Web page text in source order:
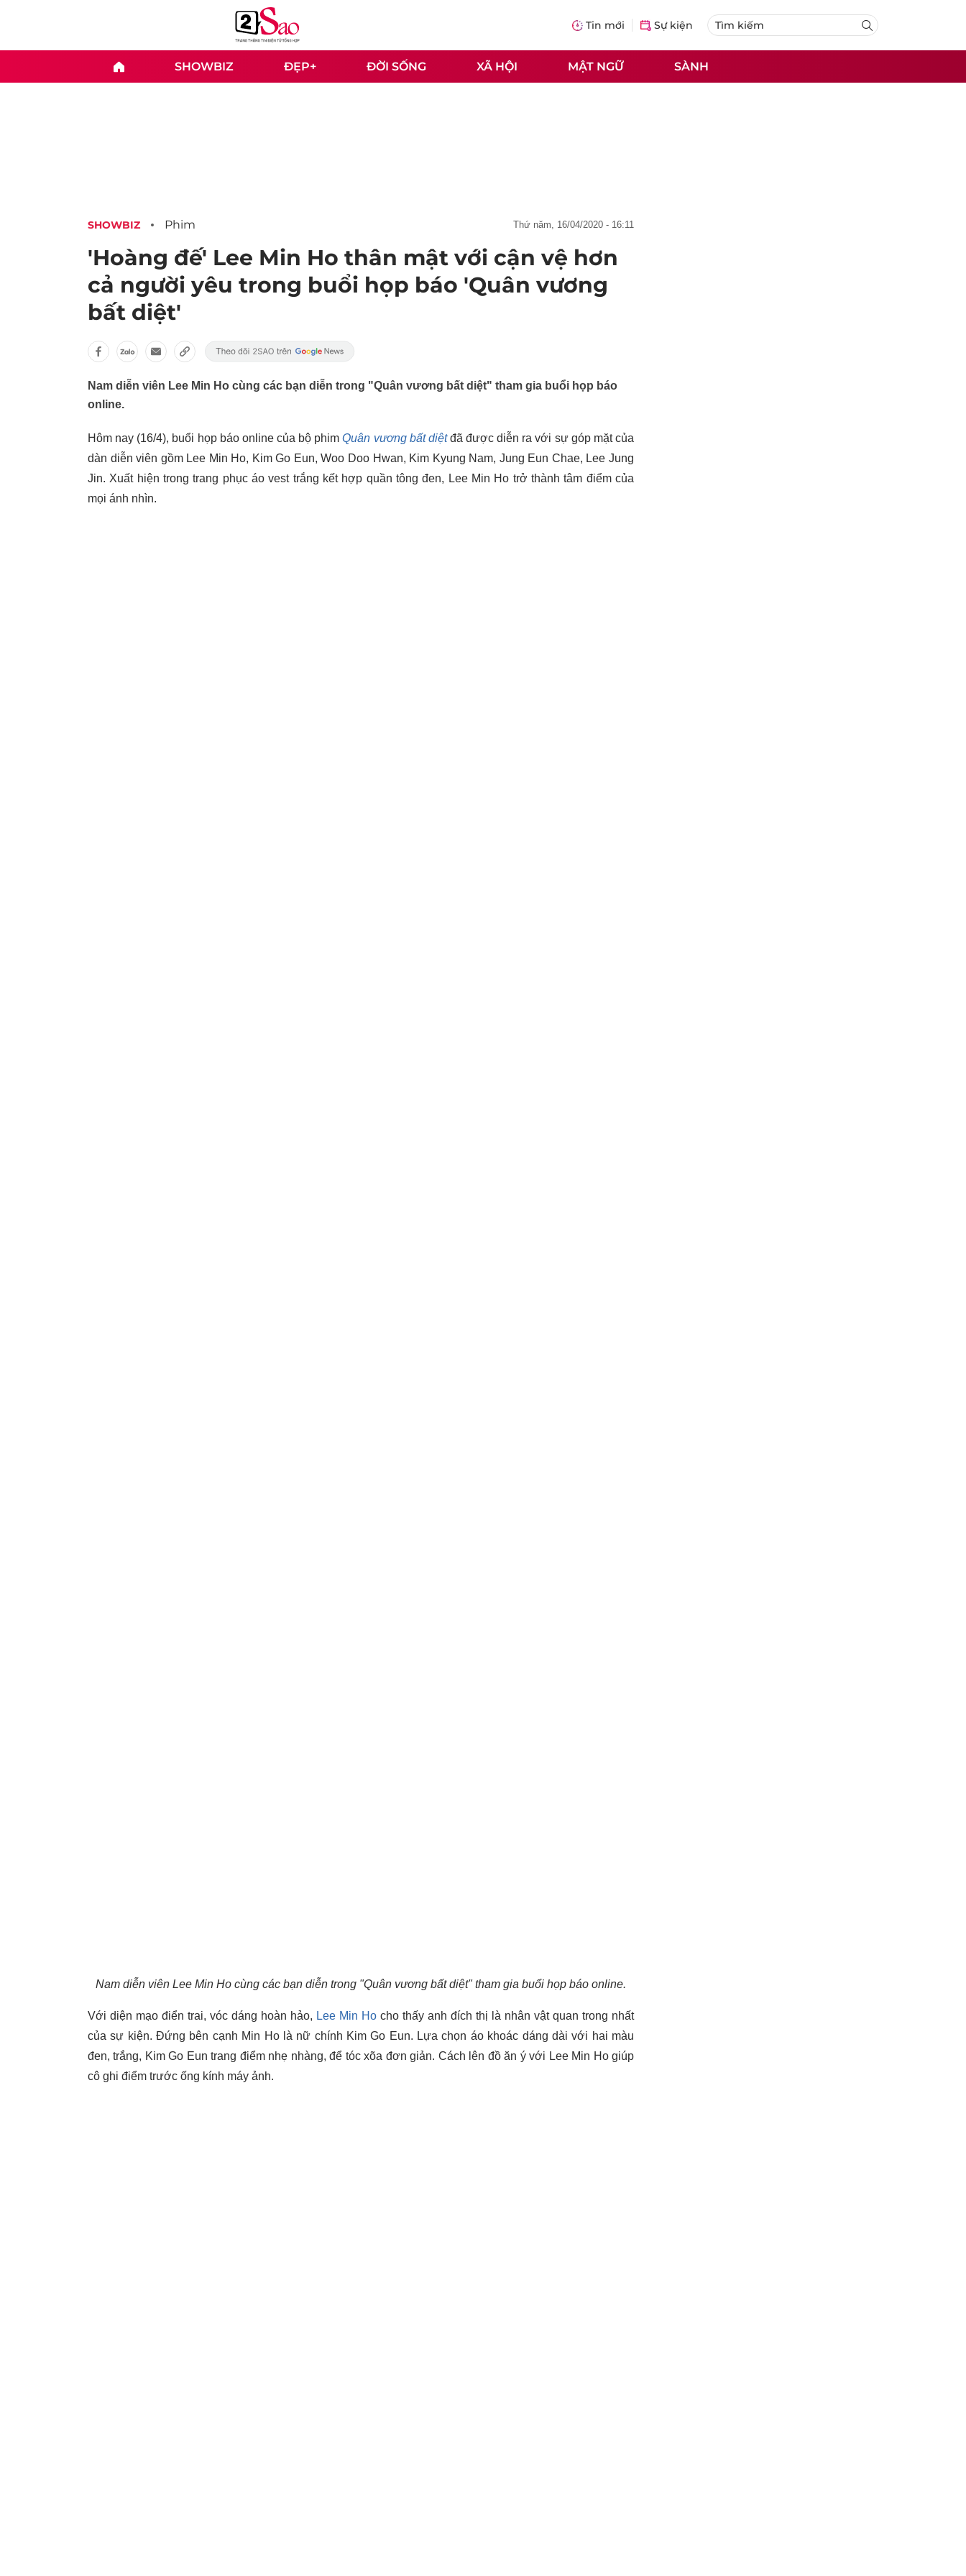
Tin mới Sự kiện
SHOWBIZ ĐẸP+ ĐỜI SỐNG XÃ HỘI MẬT NGỮ SÀNH
SHOWBIZ Phim thứ năm, 16/04/2020 - 16:11
'Hoàng đế' Lee Min Ho thân mật với cận vệ hơn
cả người yêu trong buổi họp báo 'Quân vương
bất diệt'
Nam diễn viên Lee Min Ho cùng các bạn diễn trong "Quân vương bất diệt" tham gia buổi họp báo
online.
Hôm nay (16/4), buổi họp báo online của bộ phimQuân vương bất diệtđã được diễn ra với sự góp mặt của
dàn diễn viên gồm Lee Min Ho, Kim Go Eun, Woo Doo Hwan, Kim Kyung Nam, Jung Eun Chae, Lee Jung
Jin. Xuất hiện trong trang phục áo vest trắng kết hợp quần tông đen, Lee Min Ho trở thành tâm điểm của
mọi ánh nhìn.
Nam diễn viên Lee Min Ho cùng các bạn diễn trong "Quân vương bất diệt" tham gia buổi họp báo online.
Với diện mạo điển trai, vóc dáng hoàn hảo, Lee Min Ho cho thấy anh đích thị là nhân vật quan trong nhất
của sự kiện. Đứng bên cạnh Min Ho là nữ chính Kim Go Eun. Lựa chọn áo khoác dáng dài với hai màu
đen, trắng, Kim Go Eun trang điểm nhẹ nhàng, để tóc xõa đơn giản. Cách lên đồ ăn ý với Lee Min Ho giúp
cô ghi điểm trước ống kính máy ảnh.